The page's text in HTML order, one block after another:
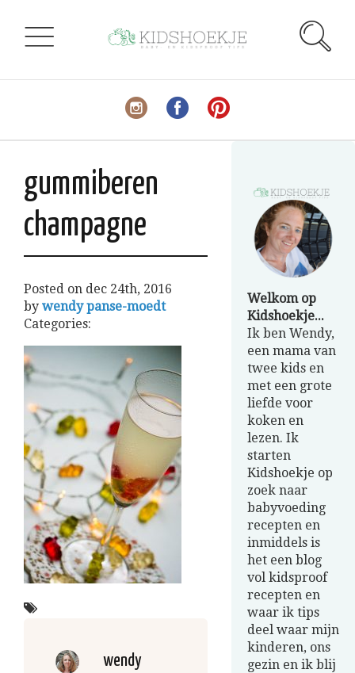
gummiberen
champagne
Posted on dec 24th, 2016
by wendy panse-moedt
Categories:
wendy
Welkom op
Kidshoekje...
Ik ben Wendy,
een mama van
twee kids en
met een grote
liefde voor
koken en
lezen. Ik
starten
Kidshoekje op
zoek naar
babyvoeding
recepten en
inmiddels is
het een blog
vol kidsproof
recepten en
waar ik tips
deel waar mijn
kinderen, ons
gezin en ik blij